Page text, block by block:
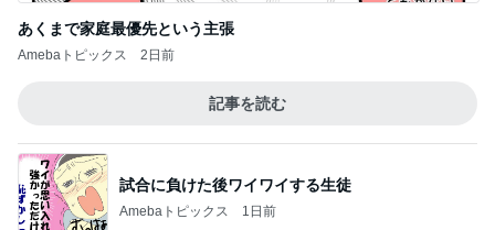
あくまで家庭最優先という主張
Amebaトピックス 2日前
記事を読む
試合に負けた後ワイワイする生徒
Amebaトピックス 1日前